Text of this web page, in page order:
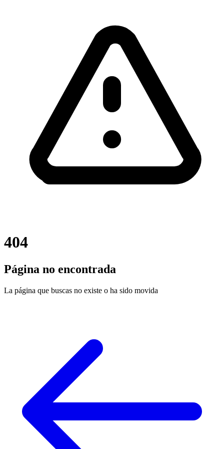
404
Página no encontrada
La página que buscas no existe o ha sido movida